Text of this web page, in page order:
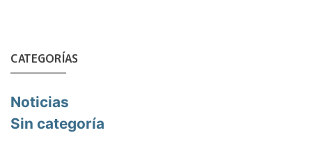
CATEGORÍAS
Noticias
Sin categoría